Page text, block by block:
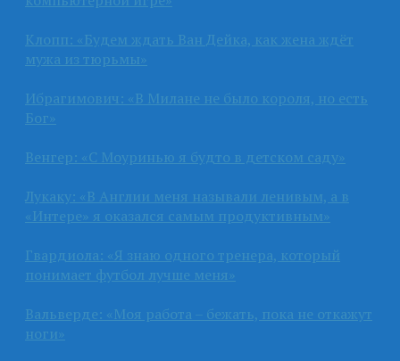
Клопп: «Будем ждать Ван Дейка, как жена ждёт
мужа из тюрьмы»
Ибрагимович: «В Милане не было короля, но есть
Бог»
Венгер: «С Моуринью я будто в детском саду»
Лукаку: «В Англии меня называли ленивым, а в
«Интере» я оказался самым продуктивным»
Гвардиола: «Я знаю одного тренера, который
понимает футбол лучше меня»
Вальверде: «Моя работа – бежать, пока не откажут
ноги»